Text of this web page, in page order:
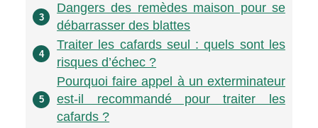
3
Dangers des remèdes maison pour se
débarrasser des blattes
4
Traiter les cafards seul : quels sont les
risques d’échec ?
5
Pourquoi faire appel à un exterminateur
est-il recommandé pour traiter les
cafards ?